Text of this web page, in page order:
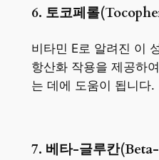
6. 토코페롤
비타민 E로 알려진 이
항산화 작용을 제공하
는 데에 도움이 됩니다.
7. 베타-글루칸